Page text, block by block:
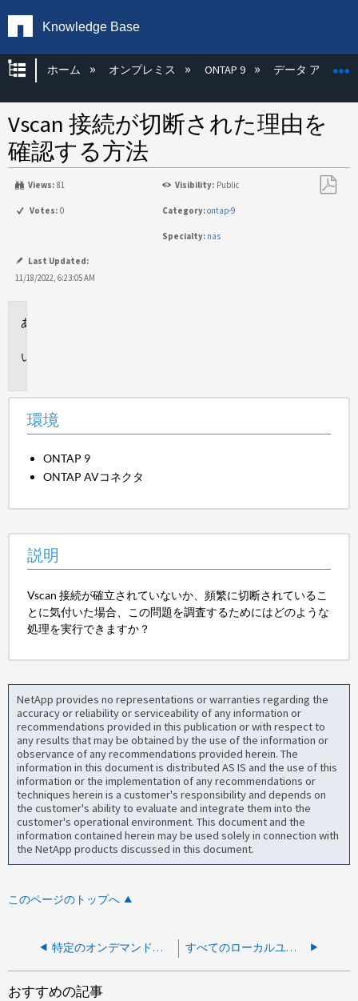
Knowledge Base
グローバル階層を展開/折りたたむ
ホーム オンプレミス ONTAP 9 データ アクセス
Vscan 接続が切断された理由を
確認する方法
Views: 81 Visibility: Public
Votes: 0 Category:ontap-9
Specialty: nas
Last Updated:
11/18/2022, 6:23:05 AM
環境
ONTAP 9
ONTAP AVコネクタ
説明
Vscan 接続が確立されていないか、頻繁に切断されているこ
とに気付いた場合、この問題を調査するためにはどのような
処理を実行できますか？
NetApp provides no representations or warranties regarding the
accuracy or reliability or serviceability of any information or
recommendations provided in this publication or with respect to
any results that may be obtained by the use of the information or
observance of any recommendations provided herein. The
information in this document is distributed AS IS and the use of this
information or the implementation of any recommendations or
techniques herein is a customer's responsibility and depends on
the customer's ability to evaluate and integrate them into the
customer's operational environment. This document and the
information contained herein may be used solely in connection with
the NetApp products discussed in this document.
このページのトップへ
特定のオンデマンドスキャンの実行時間を確認する方法 すべてのローカルユーザーのユーザーIDを見つける方法
おすすめの記事